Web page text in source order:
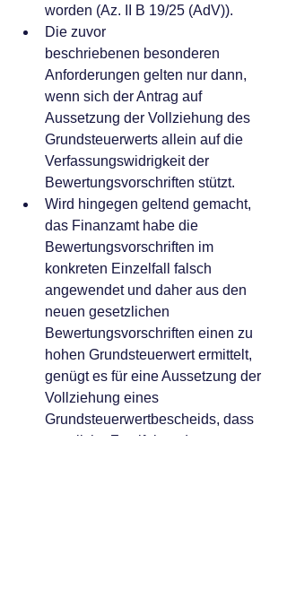
worden (Az. II B 19/25 (AdV)).
Die zuvor
beschriebenen besonderen
Anforderungen gelten nur dann,
wenn sich der Antrag auf
Aussetzung der Vollziehung des
Grundsteuerwerts allein auf die
Verfassungswidrigkeit der
Bewertungsvorschriften stützt.
Wird hingegen geltend gemacht,
das Finanzamt habe die
Bewertungsvorschriften im
konkreten Einzelfall falsch
angewendet und daher aus den
neuen gesetzlichen
Bewertungsvorschriften einen zu
hohen Grundsteuerwert ermittelt,
genügt es für eine Aussetzung der
Vollziehung eines
Grundsteuerwertbescheids, dass
ernstliche Zweifel an der